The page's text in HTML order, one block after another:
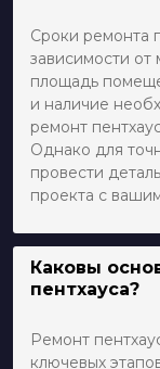
Сроки ремонта
зависимости от
площадь
и наличие
ремонт
Однако для
провести
проекта с
Каковы
пентхауса?
Ремонт
ключевых